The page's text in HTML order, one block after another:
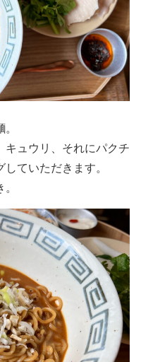
ュウリ、それにパクチ
ていただきます。